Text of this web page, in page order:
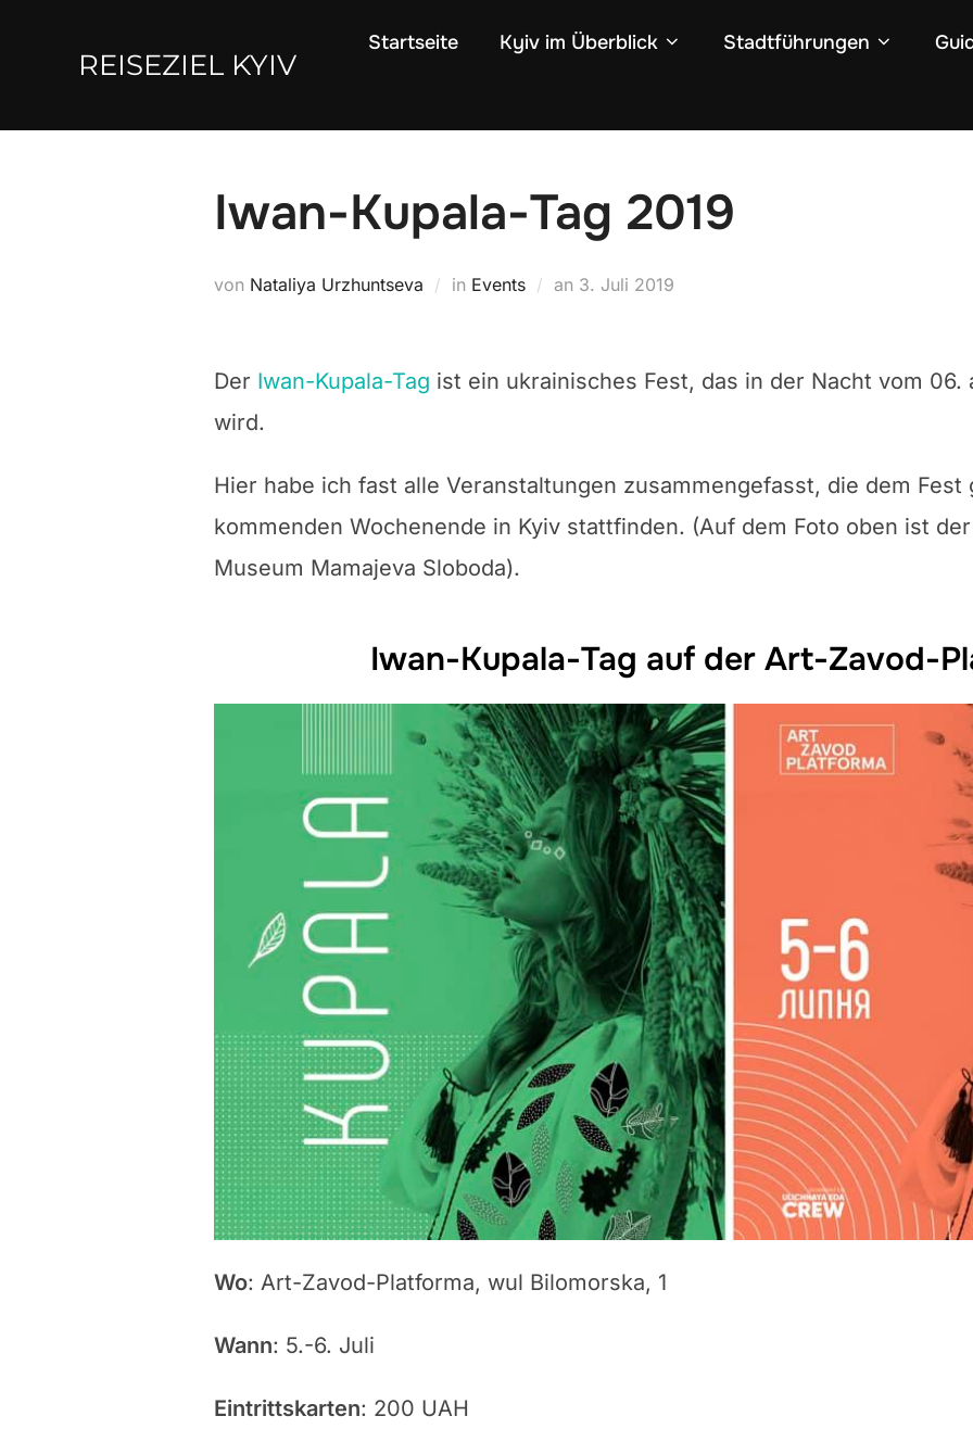
REISEZIEL KYIV
Startseite Kyiv im Überblick Stadtführungen
Iwan-Kupala-Tag 2019
von Nataliya Urzhuntseva in Events an Veröffentlicht
3. Juli 2019
Der Iwan-Kupala-Tag ist ein ukrainisches Fest, das in der Nacht vom 06.
wird.
Hier habe ich fast alle Veranstaltungen zusammengefasst, die dem
kommenden Wochenende in Kyiv stattfinden. (Auf dem Foto oben ist
Museum Mamajeva Sloboda).
Iwan-Kupala-Tag auf der Art-Zavod-
Wo: Art-Zavod-Platforma, wul Bilomorska, 1
Wann: 5.-6. Juli
Eintrittskarten: 200 UAH